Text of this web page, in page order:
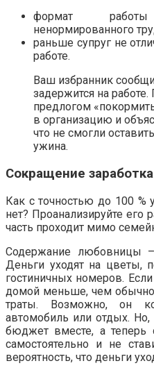
формат
ненормированного
раньше супруг не
работе.
Ваш избранник
задержится на
предлогом
в организацию и
что не смогли
ужина.
Сокращение заработка
Как с точностью до 100 %
нет? Проанализируйте его
часть проходит мимо
Содержание любовницы
Деньги уходят на цветы,
гостиничных номеров.
домой меньше, чем
траты. Возможно, он
автомобиль или отдых.
бюджет вместе, а теперь
самостоятельно и не
вероятность, что деньги